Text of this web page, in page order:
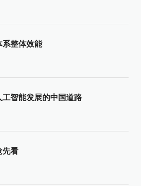
系整体效能
智能发展的中国道路
先看